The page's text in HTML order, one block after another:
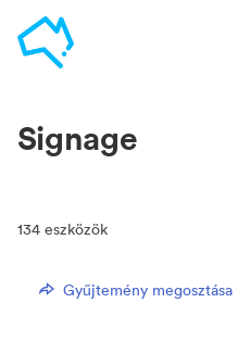
Signage
134 eszközök
Gyűjtemény megosztása